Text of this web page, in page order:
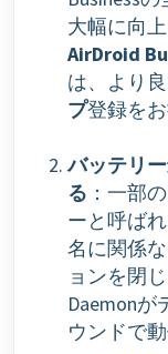
大幅に向
AirDroid
は、より
プ登録をお
バッテリ
る ：一部
ーと呼ば
名に関係
ョンを閉
Daemon
ウンドで